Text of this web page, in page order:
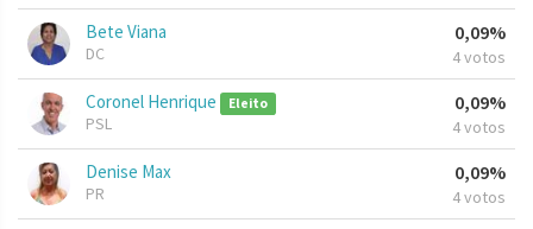
Bete Viana
DC
0,09%
4 votos
Coronel Henrique Eleito
PSL
0,09%
4 votos
Denise Max
PR
0,09%
4 votos